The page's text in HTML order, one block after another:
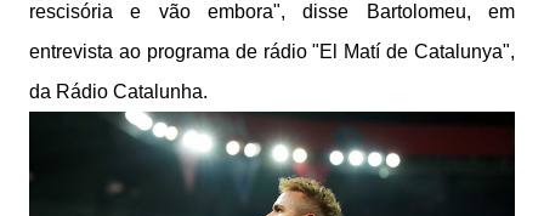
rescisória e vão embora", disse Bartolomeu, em
entrevista ao programa de rádio "El Matí de Catalunya",
da Rádio Catalunha.